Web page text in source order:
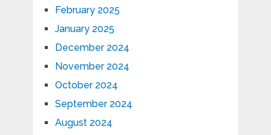
February 2025
January 2025
December 2024
November 2024
October 2024
September 2024
August 2024